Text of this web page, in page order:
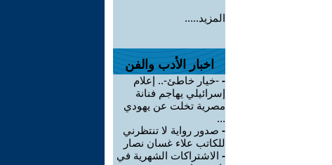
المزيد.....
اخبار الأدب والفن
- -خيار خاطئ-.. إعلام
إسرائيلي يهاجم فنانة
مصرية تخلت عن يهودي
...
- صدور رواية لا تنتظرني
للكاتب علاء غسان نصار
- الاشتراكات الشهرية في